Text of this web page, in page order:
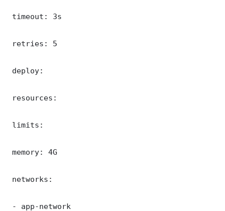
timeout: 3s
retries: 5
deploy:
resources:
limits:
memory: 4G
networks:
- app-network